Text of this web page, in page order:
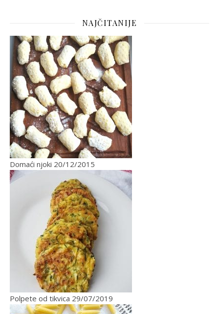
NAJČITANIJE
Domaći njoki 20/12/2015
Polpete od tikvica 29/07/2019